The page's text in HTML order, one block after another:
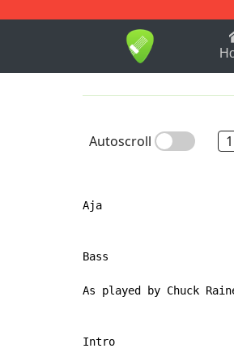
1-9 B
Autoscroll
Aja
Bass
As played by Chuck
Intro